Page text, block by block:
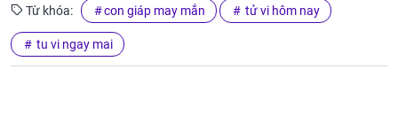
Từ khóa: con giáp may mắn tử vi hôm nay
tu vi ngay mai